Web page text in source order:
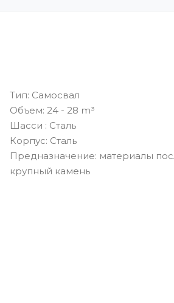
Тип: Самосвал
Объем: 24 - 28 m³
Шасси : Сталь
Корпус: Сталь
Предназначение: материалы
крупный камень